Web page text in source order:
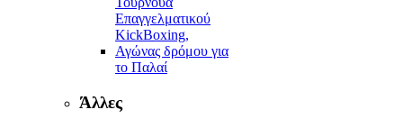
Επαγγελματικού
KickBoxing,
Αγώνας δρόμου για
το Παλαί
Άλλες